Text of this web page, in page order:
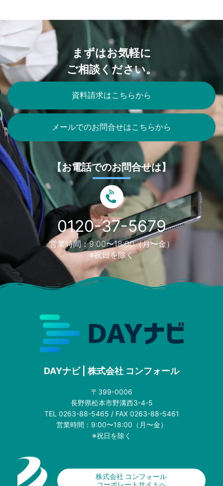
まずはお気軽に
ご相談ください。
資料請求はこちらから
メールでのお問合せはこちらから
【お電話でのお問合せは】
0120-37-5679
営業時間：9:00〜18:00（月〜金）
※祝日を除く
DAYナビ | 株式会社 コンフォール
〒399-0006
長野県松本市野溝西3-4-5
TEL 0263-88-5465 / FAX 0263-88-5461
営業時間：9:00〜18:00（月〜金）
※祝日を除く
株式会社 コンフォール
コーポレートサイトへ